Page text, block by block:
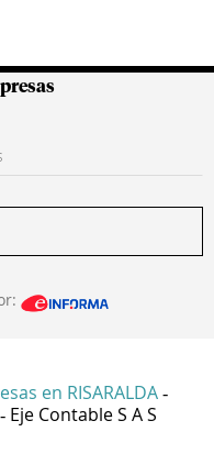
en RISARALDA -
- Eje Contable S A S